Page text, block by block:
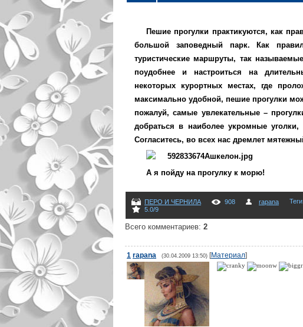
Пешие прогулки практикуются, как
большой заповедный парк. Как
туристические маршруты, так
поудобнее и настроиться на
некоторых курортных местах, где
максимально удобной, пешие прогулки
пожалуй, самые увлекательные –
добраться в наиболее укромные уголки,
Согласитесь, во всех нас дремлет
А я пойду на прогулку к морю!
ПЕРО И ЧЕРНИЛА 908 rapana Теги
5.0/9
Всего комментариев: 2
1 rapana (30.04.2009 13:50) [Материал]